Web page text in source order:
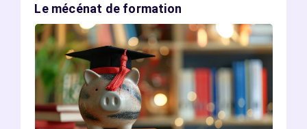
Le mécénat de formation